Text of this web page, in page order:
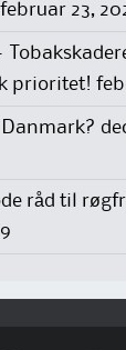
februar 23,
prioritet!
Danmark?
råd til